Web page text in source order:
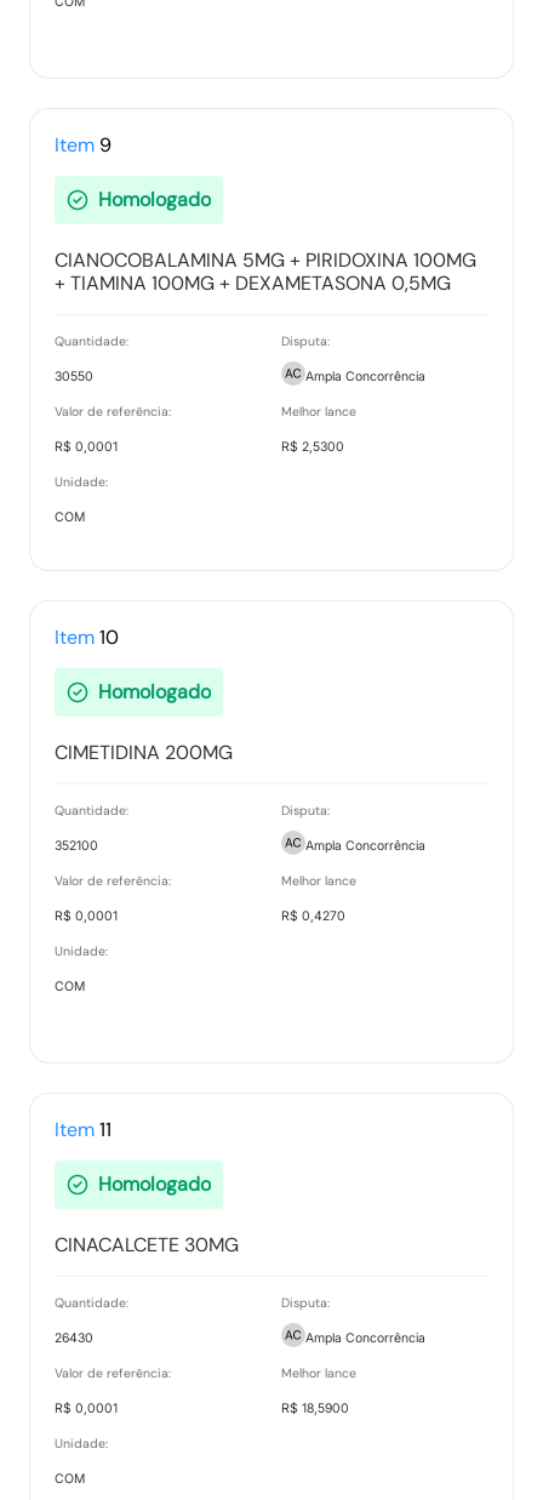
Item 9
Homologado
CIANOCOBALAMINA 5MG + PIRIDOXINA 100MG
+ TIAMINA 100MG + DEXAMETASONA 0,5MG
Quantidade:
30550
Disputa:
Ampla Concorrência
Valor de referência:
R$ 0,0001
Melhor lance
R$ 2,5300
Unidade:
COM
Item10
Homologado
CIMETIDINA 200MG
Quantidade:
352100
Disputa:
Ampla Concorrência
Valor de referência:
R$ 0,0001
Melhor lance
R$ 0,4270
Unidade:
COM
Item11
Homologado
CINACALCETE 30MG
Quantidade:
26430
Disputa:
Ampla Concorrência
Valor de referência:
R$ 0,0001
Melhor lance
R$ 18,5900
Unidade:
COM